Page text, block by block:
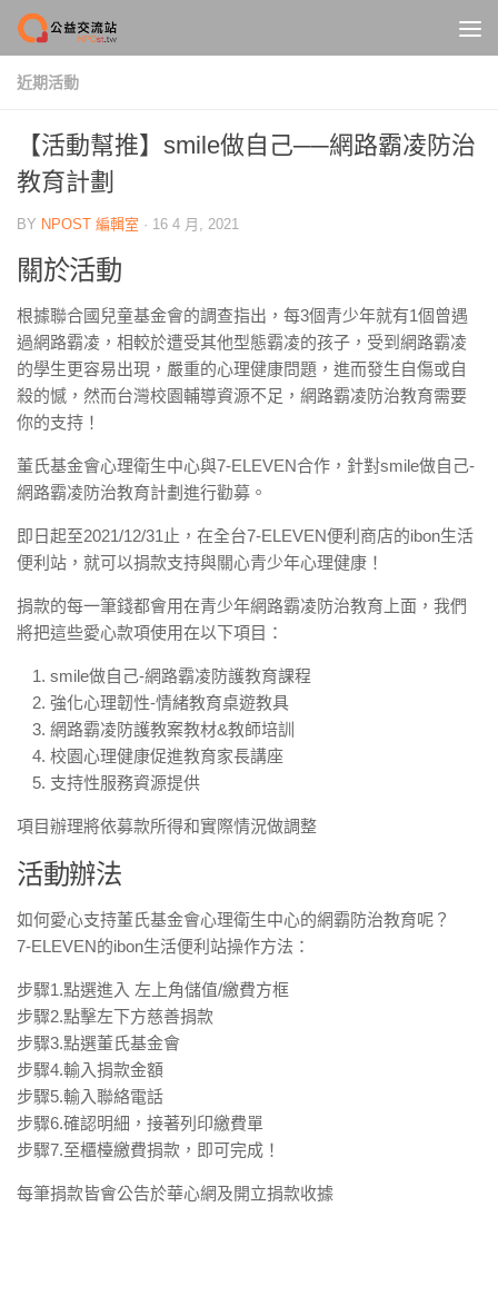
Skip to content
近期活動
【活動幫推】smile做自己──網路霸凌防治
教育計劃
BY NPOST 編輯室 · 16 4 月, 2021
關於活動
根據聯合國兒童基金會的調查指出，每3個青少年就有1個曾遇
過網路霸凌，相較於遭受其他型態霸凌的孩子，受到網路霸凌
的學生更容易出現，嚴重的心理健康問題，進而發生自傷或自
殺的憾，然而台灣校園輔導資源不足，網路霸凌防治教育需要
你的支持！
董氏基金會心理衛生中心與7-ELEVEN合作，針對smile做自己-
網路霸凌防治教育計劃進行勸募。
即日起至2021/12/31止，在全台7-ELEVEN便利商店的ibon生活
便利站，就可以捐款支持與關心青少年心理健康！
捐款的每一筆錢都會用在青少年網路霸凌防治教育上面，我們
將把這些愛心款項使用在以下項目：
smile做自己-網路霸凌防護教育課程
強化心理韌性-情緒教育桌遊教具
網路霸凌防護教案教材&教師培訓
校園心理健康促進教育家長講座
支持性服務資源提供
項目辦理將依募款所得和實際情況做調整
活動辦法
如何愛心支持董氏基金會心理衛生中心的網霸防治教育呢？
7-ELEVEN的ibon生活便利站操作方法：
步驟1.點選進入 左上角儲值/繳費方框
步驟2.點擊左下方慈善捐款
步驟3.點選董氏基金會
步驟4.輸入捐款金額
步驟5.輸入聯絡電話
步驟6.確認明細，接著列印繳費單
步驟7.至櫃檯繳費捐款，即可完成！
每筆捐款皆會公告於華心網及開立捐款收據